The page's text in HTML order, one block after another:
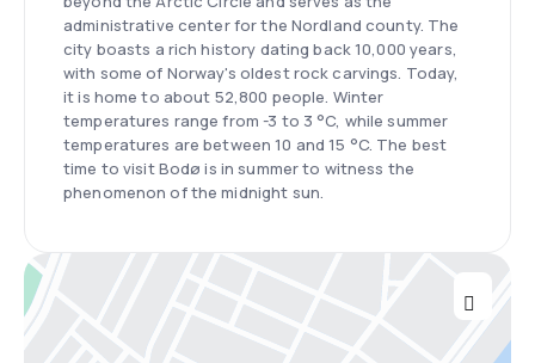
administrative center for the Nordland county. The
city boasts a rich history dating back 10,000 years,
with some of Norway's oldest rock carvings. Today,
it is home to about 52,800 people. Winter
temperatures range from -3 to 3 °C, while summer
temperatures are between 10 and 15 °C. The best
time to visit Bodø is in summer to witness the
phenomenon of the midnight sun.